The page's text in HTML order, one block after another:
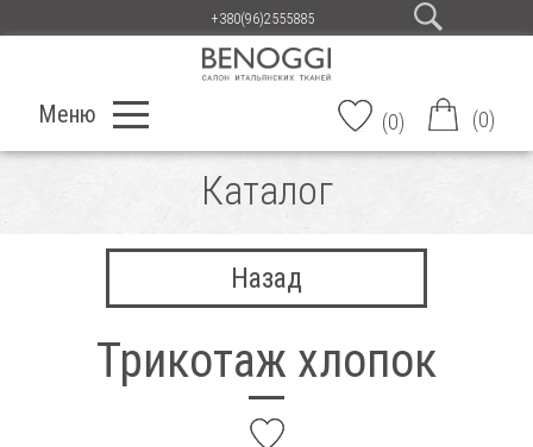
+380(96)2555885
Меню (0) (0)
Каталог
Назад
Трикотаж хлопок